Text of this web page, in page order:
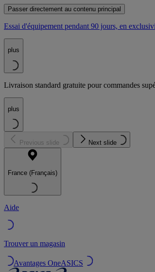
Passer directement au contenu principal
Essai d'équipement pendant 90 jours, en
plus
Livraison standard gratuite pour commandes
plus
Previous slide Next slide
France (Français)
Aide
Trouver un magasin
Avantages OneASICS